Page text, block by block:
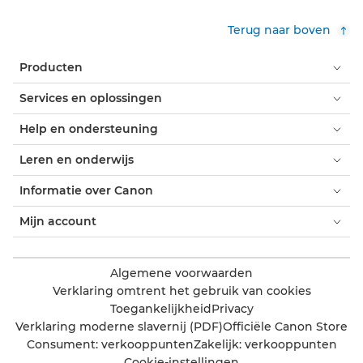
Terug naar boven
Producten
Services en oplossingen
Help en ondersteuning
Leren en onderwijs
Informatie over Canon
Mijn account
Algemene voorwaarden
Verklaring omtrent het gebruik van cookies
ToegankelijkheidPrivacy
Verklaring moderne slavernij (PDF)Officiële Canon Store
Consument: verkooppuntenZakelijk: verkooppunten